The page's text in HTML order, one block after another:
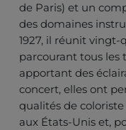
de Paris) et un
des domaines
1927, il réunit vingt-
parcourant tous les
apportant des
concert, elles ont
qualités de
aux États-Unis et,